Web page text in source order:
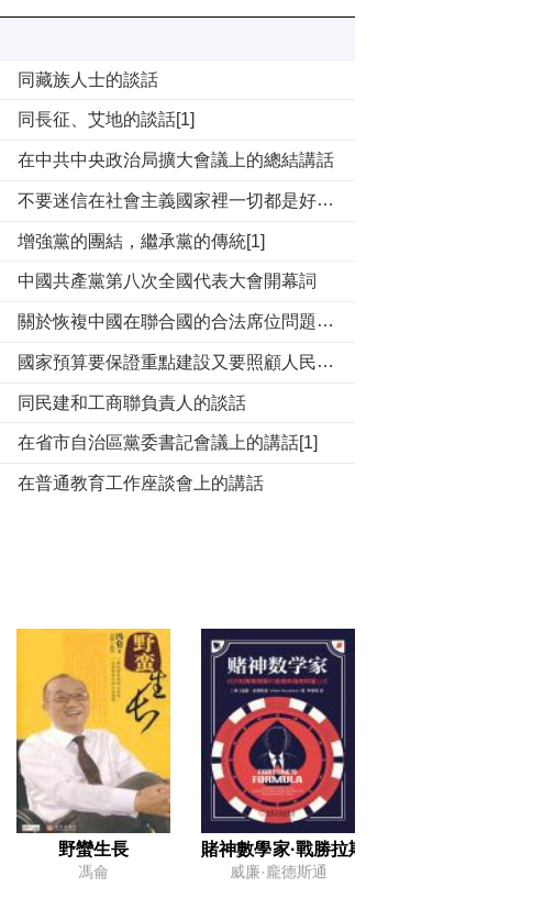
同藏族人士的談話
同長征、艾地的談話[1]
在中共中央政治局擴大會議上的總結講話
不要迷信在社會主義國家裡一切都是好的[1]
增強黨的團結，繼承黨的傳統[1]
中國共產黨第八次全國代表大會開幕詞
關於恢複中國在聯合國的合法席位問題[1]
國家預算要保證重點建設又要照顧人民生活[1]
同民建和工商聯負責人的談話
在省市自治區黨委書記會議上的講話[1]
在普通教育工作座談會上的講話
對范仲淹兩首詞[1]的評註
在莫斯科共產黨和工人黨代表會議上的講話[1]
關於中國人民志願軍撤出朝鮮問題
幹部要以普通勞動者的姿態出現[1]
同蘇聯駐華大使尤金的談話[1]
關於國際形勢問題[1]
野蠻生長
馮侖
賭神數學家·戰勝拉斯維加斯和金融市場的財
威廉·龐德斯通